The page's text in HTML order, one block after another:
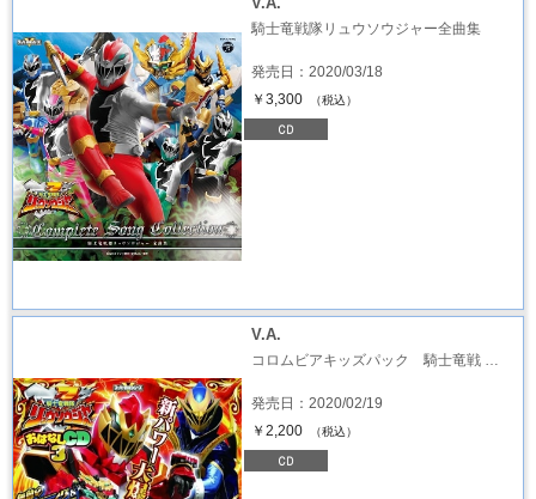
騎士竜戦隊リュウソウジャー全曲集
発売日：2020/03/18
￥3,300
（税込）
V.A.
コロムビアキッズパック 騎士竜戦 …
発売日：2020/02/19
￥2,200
（税込）